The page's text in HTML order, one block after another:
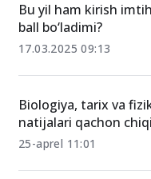
Bu yil ham kirish
ball bo‘ladimi?
17.03.2025 09:13
Biologiya, tarix va
natijalari qachon
25-aprel 11:01